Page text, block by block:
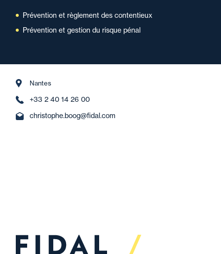
Prévention et règlement des contentieux
Prévention et gestion du risque pénal
Nantes
+33 2 40 14 26 00
christophe.boog@fidal.com